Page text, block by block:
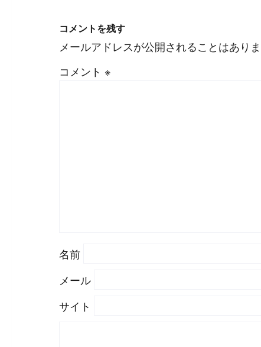
コメントを残す
メールアドレスが公開されることはありま
コメント ※
名前
メール
サイト